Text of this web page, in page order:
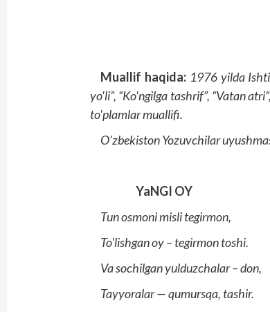
Muallif haqida:1976 yilda
yo'li”, “Ko'ngilga tashrif”, “Vatan
to'plamlar muallifi.
O'zbekiston Yozuvchilar
YaNGI OY
Tun osmoni misli tegirmon,
To'lishgan oy – tegirmon toshi.
Va sochilgan yulduzchalar – don,
Tayyoralar — qumursqa, tashir.